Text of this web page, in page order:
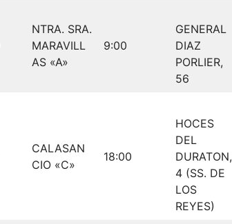
NTRA. SRA.
MARAVILL
AS «A»
9:00
GENERAL
DIAZ
PORLIER,
56
CALASAN
CIO «C»
18:00
HOCES
DEL
DURATON,
4 (SS. DE
LOS
REYES)